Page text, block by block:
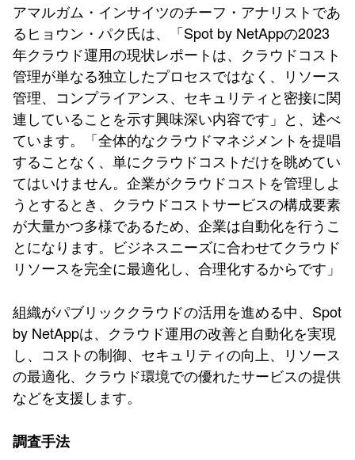
アマルガム・インサイツのチーフ・アナリストであ
るヒョウン・パク氏は、「Spot by NetAppの2023
年クラウド運用の現状レポートは、クラウドコスト
管理が単なる独立したプロセスではなく、リソース
管理、コンプライアンス、セキュリティと密接に関
連していることを示す興味深い内容です」と、述べ
ています。「全体的なクラウドマネジメントを提唱
することなく、単にクラウドコストだけを眺めてい
てはいけません。企業がクラウドコストを管理しよ
うとするとき、クラウドコストサービスの構成要素
が大量かつ多様であるため、企業は自動化を行うこ
とになります。ビジネスニーズに合わせてクラウド
リソースを完全に最適化し、合理化するからです」
組織がパブリッククラウドの活用を進める中、Spot
by NetAppは、クラウド運用の改善と自動化を実現
し、コストの制御、セキュリティの向上、リソース
の最適化、クラウド環境での優れたサービスの提供
などを支援します。
調査手法